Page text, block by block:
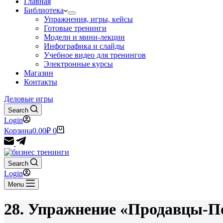
Библиотека
Упражнения, игры, кейсы
Готовые тренинги
Модели и мини-лекции
Инфографика и слайды
Учебное видео для тренингов
Электронные курсы
Магазин
Контакты
Деловые игры
Search
Login
Корзина0.00₽ 0
Search
Login
Menu
28. Упражнение «Продавцы-